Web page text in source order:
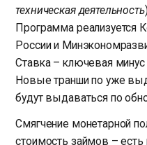
техническая деятельность
Программа реализуется
России и
Ставка – ключевая минус
Новые транши по уже
будут выдаваться по
Смягчение монетарной
стоимость займов –